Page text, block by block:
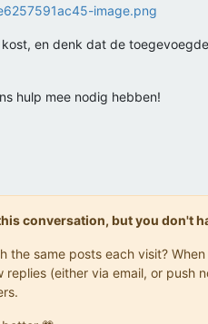
en denk dat de
hulp mee nodig hebben!
conversation, but you don't
the same posts each visit?
(either via email, or